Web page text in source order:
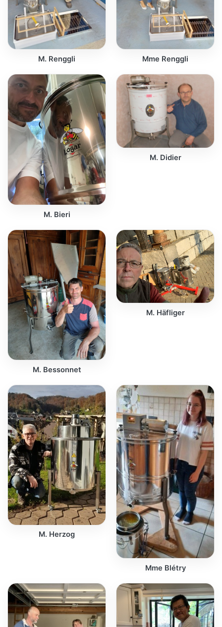
M. Renggli Mme Renggli
M. Bieri
M. Didier
M. Bessonnet
M. Häfliger
M. Herzog
Mme Blétry